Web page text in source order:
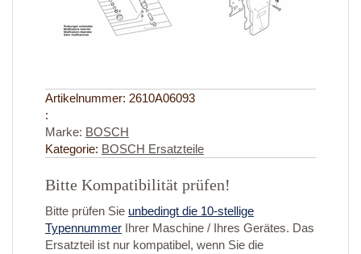
Artikelnummer: 2610A06093
:
Marke: BOSCH
Kategorie: BOSCH Ersatzteile
Bitte Kompatibilität prüfen!
Bitte prüfen Sie unbedingt die 10-stellige
Typennummer Ihrer Maschine / Ihres Gerätes. Das
Ersatzteil ist nur kompatibel, wenn Sie die